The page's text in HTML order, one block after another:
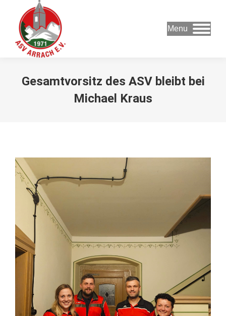
Menu
Gesamtvorsitz des ASV bleibt bei
Michael Kraus